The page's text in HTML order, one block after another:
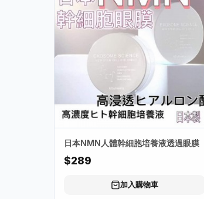
日本NMN人體幹細胞培養液透過眼膜
$289
加入購物車